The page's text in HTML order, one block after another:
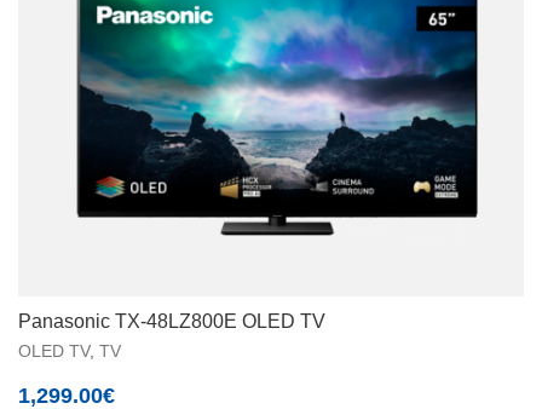
Panasonic TX-48LZ800E OLED TV
OLED TV, TV
1,299.00€